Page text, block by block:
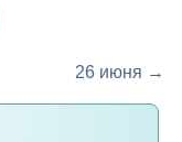
26 июня →